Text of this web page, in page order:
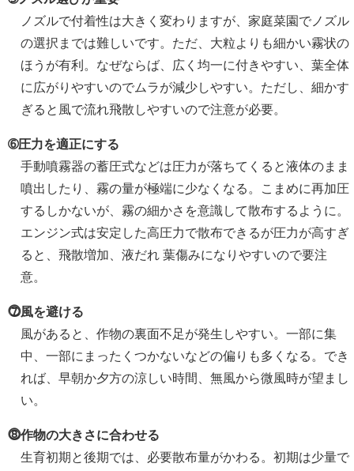
ノズルで付着性は大きく変わりますが、家庭菜園でノズル
の選択までは難しいです。ただ、大粒よりも細かい霧状の
ほうが有利。なぜならば、広く均一に付きやすい、葉全体
に広がりやすいのでムラが減少しやすい。ただし、細かす
ぎると風で流れ飛散しやすいので注意が必要。
➅圧力を適正にする
手動噴霧器の蓄圧式などは圧力が落ちてくると液体のまま
噴出したり、霧の量が極端に少なくなる。こまめに再加圧
するしかないが、霧の細かさを意識して散布するように。
エンジン式は安定した高圧力で散布できるが圧力が高すぎ
ると、飛散増加、液だれ 葉傷みになりやすいので要注
意。
⓻風を避ける
風があると、作物の裏面不足が発生しやすい。一部に集
中、一部にまったくつかないなどの偏りも多くなる。でき
れば、早朝か夕方の涼しい時間、無風から微風時が望まし
い。
⓼作物の大きさに合わせる
生育初期と後期では、必要散布量がかわる。初期は少量で